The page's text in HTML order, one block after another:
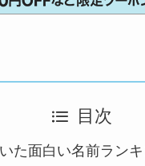
目次
た面白い名前ラン